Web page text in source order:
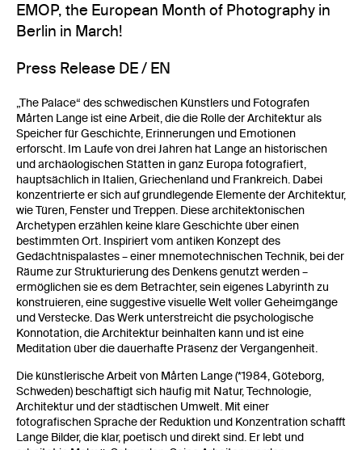
EMOP, the European Month of Photography in
Berlin in March!
Press Release DE / EN
„The Palace“ des schwedischen Künstlers und Fotografen
Mårten Lange ist eine Arbeit, die die Rolle der Architektur als
Speicher für Geschichte, Erinnerungen und Emotionen
erforscht. Im Laufe von drei Jahren hat Lange an historischen
und archäologischen Stätten in ganz Europa fotografiert,
hauptsächlich in Italien, Griechenland und Frankreich. Dabei
konzentrierte er sich auf grundlegende Elemente der Architektur,
wie Türen, Fenster und Treppen. Diese architektonischen
Archetypen erzählen keine klare Geschichte über einen
bestimmten Ort. Inspiriert vom antiken Konzept des
Gedächtnispalastes – einer mnemotechnischen Technik, bei der
Räume zur Strukturierung des Denkens genutzt werden –
ermöglichen sie es dem Betrachter, sein eigenes Labyrinth zu
konstruieren, eine suggestive visuelle Welt voller Geheimgänge
und Verstecke. Das Werk unterstreicht die psychologische
Konnotation, die Architektur beinhalten kann und ist eine
Meditation über die dauerhafte Präsenz der Vergangenheit.
Die künstlerische Arbeit von Mårten Lange (*1984, Göteborg,
Schweden) beschäftigt sich häufig mit Natur, Technologie,
Architektur und der städtischen Umwelt. Mit einer
fotografischen Sprache der Reduktion und Konzentration schafft
Lange Bilder, die klar, poetisch und direkt sind. Er lebt und